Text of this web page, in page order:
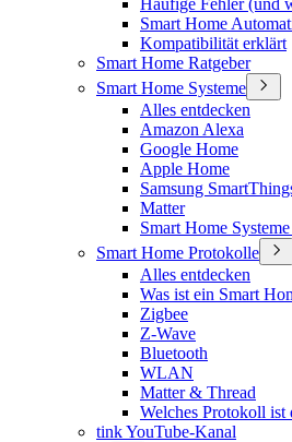
Häufige Fehler (und
Smart Home
Kompatibilität erklärt
Smart Home Ratgeber
Smart Home Systeme
Alles entdecken
Amazon Alexa
Google Home
Apple Home
Samsung
Matter
Smart Home
Smart Home Protokolle
Alles entdecken
Was ist ein Smart
Zigbee
Z-Wave
Bluetooth
WLAN
Matter & Thread
Welches Protokoll ist
tink YouTube-Kanal